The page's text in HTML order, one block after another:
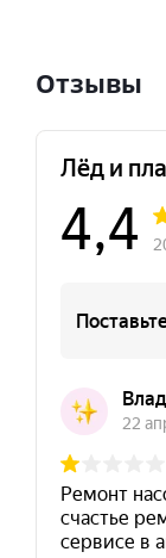
Отзывы